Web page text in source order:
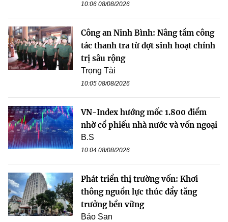
10:06 08/08/2026
Công an Ninh Bình: Nâng tầm công
tác thanh tra từ đợt sinh hoạt chính
trị sâu rộng
Trọng Tài
10:05 08/08/2026
VN-Index hướng mốc 1.800 điểm
nhờ cổ phiếu nhà nước và vốn ngoại
B.S
10:04 08/08/2026
Phát triển thị trường vốn: Khơi
thông nguồn lực thúc đẩy tăng
trưởng bền vững
Bảo San